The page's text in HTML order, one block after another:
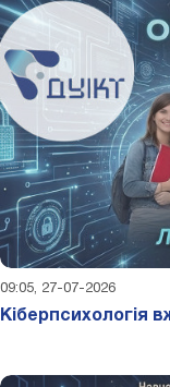
09:05, 27-07-2026
Кіберпсихологія